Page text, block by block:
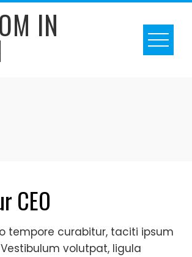
IN
CEO
tempore curabitur, taciti ipsum
volutpat, ligula